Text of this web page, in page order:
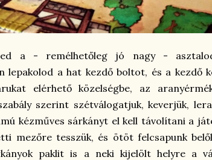
a - remélhetőleg jó nagy -
lepakolod a hat kezdő boltot, és a kezdő
elérhető közelségbe, az
szerint szétválogatjuk, keverjük,
kézműves sárkányt el kell távolítani a
mezőre tesszük, és ötöt felcsapunk
paklit is a neki kijelölt helyre a